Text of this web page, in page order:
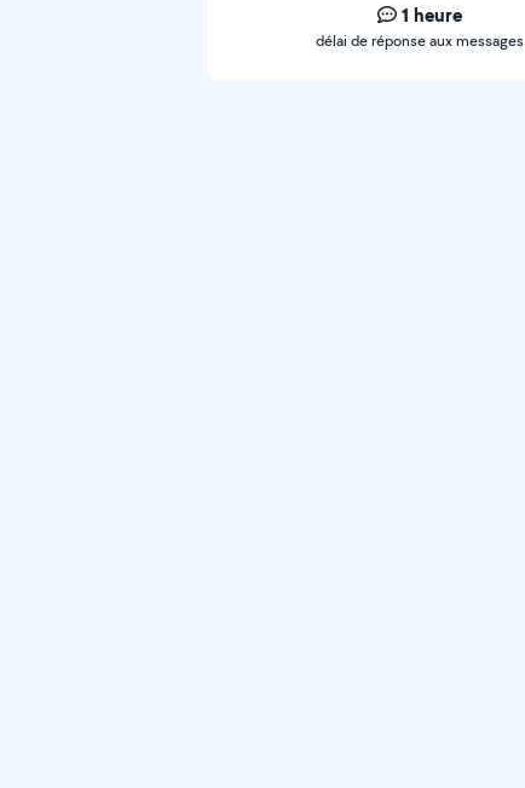
1 heure
délai de réponse aux messages